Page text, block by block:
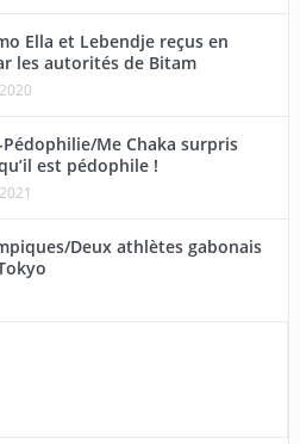
Ella et Lebendje reçus en
les autorités de Bitam
Me Chaka surpris
est pédophile !
Deux athlètes gabonais